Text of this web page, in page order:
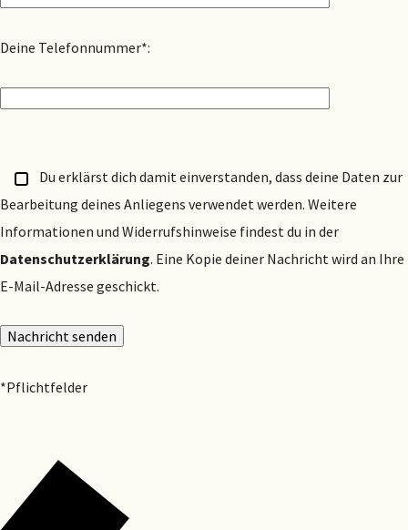
Deine Telefonnummer*:
Du erklärst dich damit einverstanden, dass deine Daten zur
Bearbeitung deines Anliegens verwendet werden. Weitere
Informationen und Widerrufshinweise findest du in der
Datenschutzerklärung. Eine Kopie deiner Nachricht wird an Ihre
E-Mail-Adresse geschickt.
*Pflichtfelder